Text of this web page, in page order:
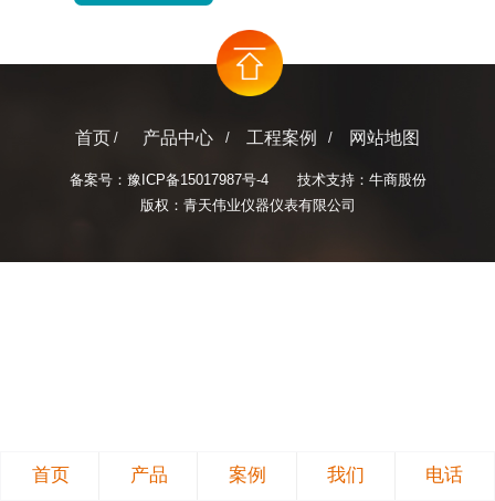
首页 产品中心 工程案例 网站地图
备案号： 豫ICP备15017987号-4
技术支持：牛商股份
版权：青天伟业仪器仪表有限公司
首页 产品 案例 我们 电话